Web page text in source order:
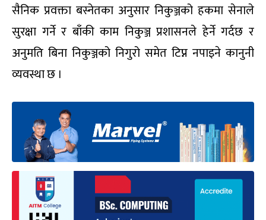
सैनिक प्रवक्ता बस्नेतका अनुसार निकुञ्जको हकमा सेनाले
सुरक्षा गर्ने र बाँकी काम निकुञ्ज प्रशासनले हेर्ने गर्दछ र
अनुमति बिना निकुञ्जको निगुरो समेत टिप्न नपाइने कानुनी
व्यवस्था छ ।